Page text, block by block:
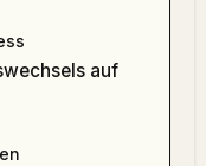
auf